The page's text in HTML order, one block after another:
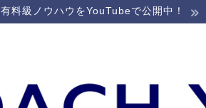
有料級ノウハウをYouTubeで公開中！